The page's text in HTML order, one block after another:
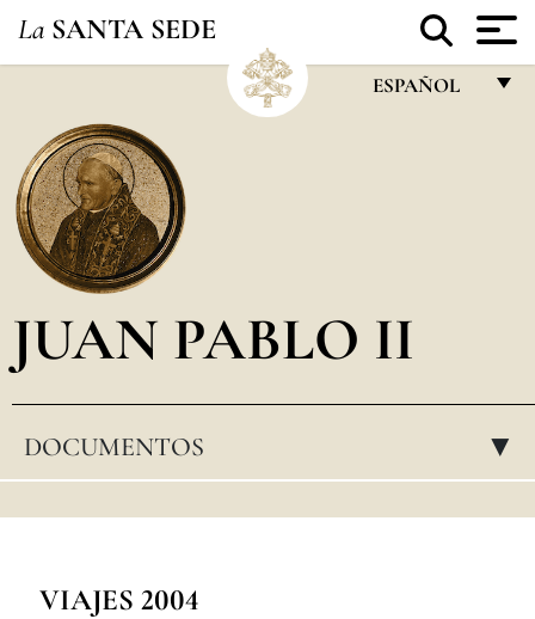
La SANTA SEDE
ESPAÑOL
ESPAÑOL
DEUTSCH
POLSKI
JUAN PABLO II
DOCUMENTOS ▸
VIAJES 2004